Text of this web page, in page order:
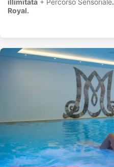
illimitata + Percorso Sensoriale.
Royal.